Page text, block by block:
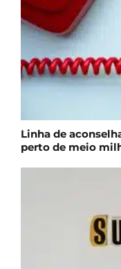
Linha de
perto de meio